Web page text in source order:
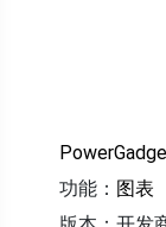
功能： 图表